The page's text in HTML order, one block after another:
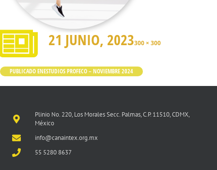
21 JUNIO, 2023300 × 300
PUBLICADO ENESTUDIOS PROFECO – NOVIEMBRE 2024
Plinio No. 220, Los Morales Secc. Palmas, C.P. 11510, CDMX,
México
info@canaintex.org.mx
55 5280 8637